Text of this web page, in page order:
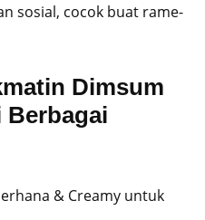
sosial, cocok buat rame-
Dimsum
Berbagai